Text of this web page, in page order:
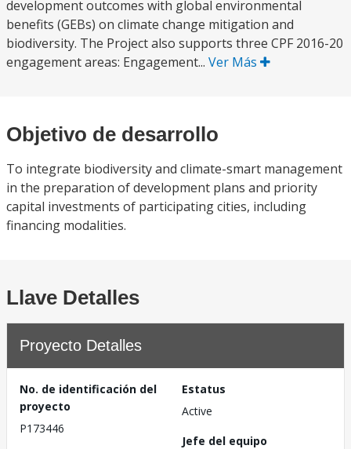
development outcomes with global environmental
benefits (GEBs) on climate change mitigation and
biodiversity. The Project also supports three CPF 2016-20
engagement areas: Engagement... Ver Más
Objetivo de desarrollo
To integrate biodiversity and climate-smart management
in the preparation of development plans and priority
capital investments of participating cities, including
financing modalities.
Llave Detalles
Proyecto Detalles
No. de identificación del
proyecto
P173446
Estatus
Active
Jefe del equipo